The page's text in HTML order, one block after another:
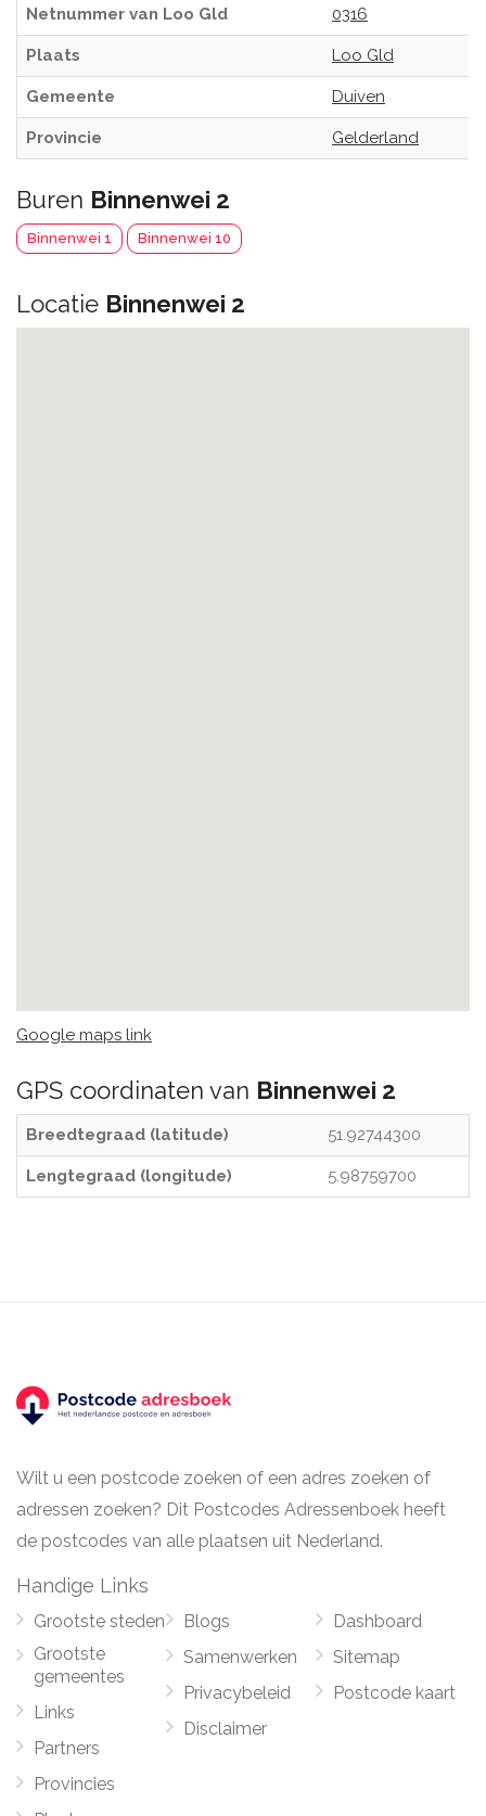
Netnummer van Loo Gld 0316
Plaats Loo Gld
Gemeente Duiven
Provincie Gelderland
Buren Binnenwei 2
Binnenwei 1 Binnenwei 10
Locatie Binnenwei 2
Google maps link
GPS coordinaten van Binnenwei 2
Breedtegraad (latitude) 51.92744300
Lengtegraad (longitude) 5.98759700
Wilt u een postcode zoeken of een adres zoeken of
adressen zoeken? Dit Postcodes Adressenboek heeft
de postcodes van alle plaatsen uit Nederland.
Handige Links
Grootste steden
Grootste
gemeentes
Links
Partners
Provincies
Blogs
Samenwerken
Privacybeleid
Disclaimer
Dashboard
Sitemap
Postcode kaart